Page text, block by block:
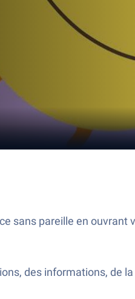
sans pareille en ouvrant
des informations, de